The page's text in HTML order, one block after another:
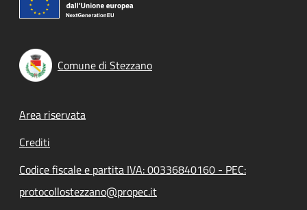
Comune di Stezzano
Footer menu
Area riservata
Crediti
Codice fiscale e partita IVA: 00336840160 - PEC:
protocollostezzano@propec.it